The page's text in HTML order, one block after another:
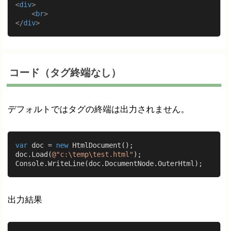
<div>
<br>
</div>
コード（タグ終端なし）
デフォルトではタグの終端は出力されません。
var doc = new HtmlDocument();
doc.Load(@"c:\temp\test.html" );
出力結果